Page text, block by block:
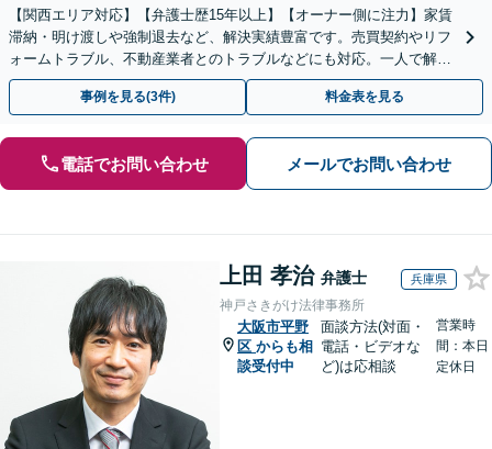
【関西エリア対応】【弁護士歴15年以上】【オーナー側に注力】家賃
滞納・明け渡しや強制退去など、解決実績豊富です。売買契約やリフ
ォームトラブル、不動産業者とのトラブルなどにも対応。一人で解決
しようとする前に、遠慮なくご相談ください。
事例を見る(3件) 料金表を見る
電話でお問い合わせ メールでお問い合わせ
上田 孝治 弁護士 兵庫県
神戸さきがけ法律事務所
大阪市平野
区 からも相
談受付中
面談方法(対面・
電話・ビデオな
ど)は応相談
営業時
間：本日
定休日